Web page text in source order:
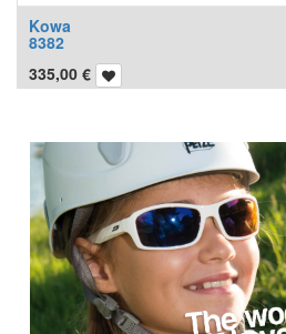
Kowa
8382
335,00 €